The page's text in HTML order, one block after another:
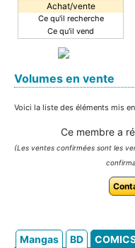
Achat/vente
Ce qu'il recherche
Ce qu'il vend
Volumes en vente
Voici la liste des éléments mis
Ce membre a
(Les ventes confirmées sont les
Mangas BD